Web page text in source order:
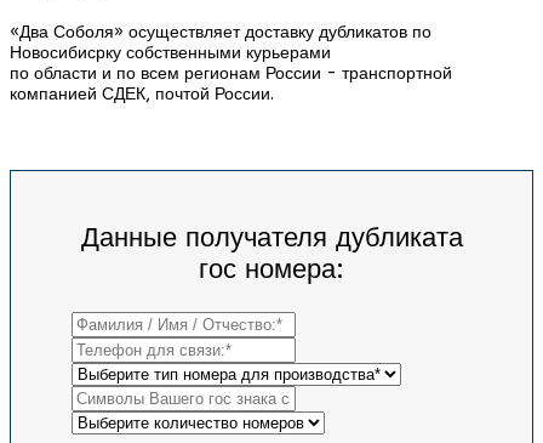
«Два Соболя» осуществляет доставку дубликатов по
Новосибисрку собственными курьерами
по области и по всем регионам России - транспортной
компанией СДЕК, почтой России.
Данные получателя дубликата
гос номера: